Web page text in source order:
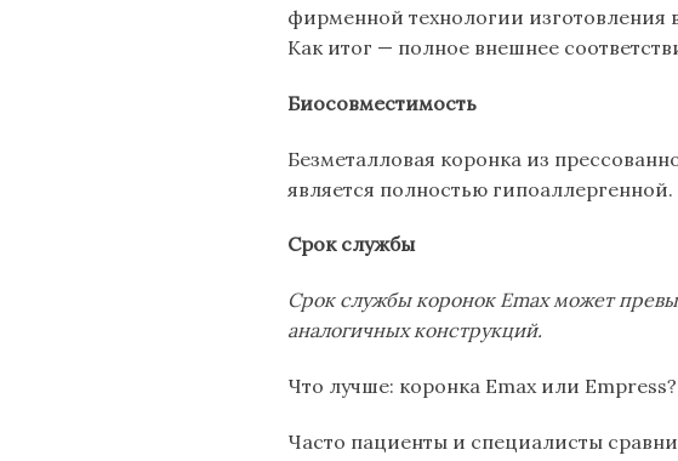
фирменной технологии изготовления
Как итог — полное внешнее
Биосовместимость
Безметалловая коронка из
является полностью гипоаллергенной.
Срок службы
Срок службы коронок Emax может
аналогичных конструкций.
Что лучше: коронка Emax или Empress?
Часто пациенты и специалисты